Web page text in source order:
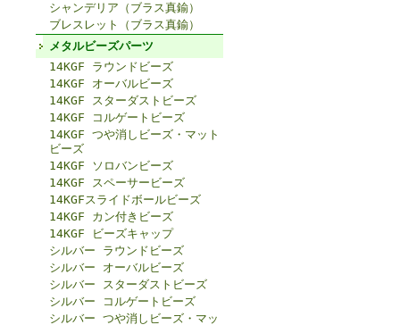
シャンデリア（ブラス真鍮）
ブレスレット（ブラス真鍮）
メタルビーズパーツ
14KGF ラウンドビーズ
14KGF オーバルビーズ
14KGF スターダストビーズ
14KGF コルゲートビーズ
14KGF つや消しビーズ・マット
ビーズ
14KGF ソロバンビーズ
14KGF スペーサービーズ
14KGFスライドボールビーズ
14KGF カン付きビーズ
14KGF ビーズキャップ
シルバー ラウンドビーズ
シルバー オーバルビーズ
シルバー スターダストビーズ
シルバー コルゲートビーズ
シルバー つや消しビーズ・マッ